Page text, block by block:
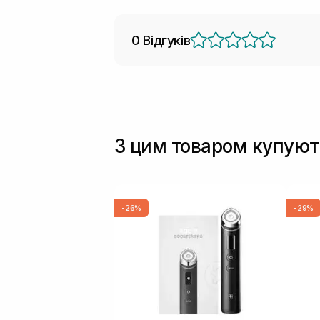
0 Відгуків
З цим товаром
-26% -29%